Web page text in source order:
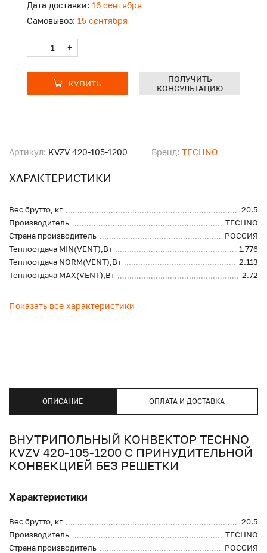
Артикул: KVZV 420-105-1200 Бренд: TECHNO
ХАРАКТЕРИСТИКИ
Вес брутто, кг
20.5
Производитель
TECHNO
Страна производитель
РОССИЯ
Теплоотдача MIN(VENT),Вт
1.776
Теплоотдача NORM(VENT),Вт
2.113
Теплоотдача MAX(VENT),Вт
2.72
Показать все характеристики
Дата доставки: 16 сентября
Самовывоз: 15 сентября
- +
КУПИТЬ
ПОЛУЧИТЬ
КОНСУЛЬТАЦИЮ
ОПИСАНИЕ ОПЛАТА И ДОСТАВКА
ВНУТРИПОЛЬНЫЙ КОНВЕКТОР TECHNO
KVZV 420-105-1200 С ПРИНУДИТЕЛЬНОЙ
КОНВЕКЦИЕЙ БЕЗ РЕШЕТКИ
Характеристики
Вес брутто, кг
20.5
Производитель
TECHNO
Страна производитель
РОССИЯ